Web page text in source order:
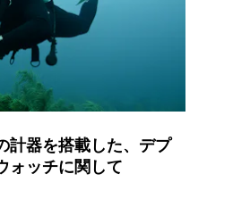
計器を搭載した、デプ
ォッチに関して